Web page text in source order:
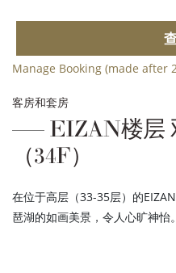
Manage Booking (made after
客房和套房
EIZAN楼层
（34F）
在位于高层（33-35层）的
琶湖的如画美景，令人心旷神怡。